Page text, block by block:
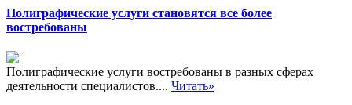
Полиграфические услуги становятся все более
востребованы
Полиграфические услуги востребованы в разных сферах
деятельности специалистов.... Читать»